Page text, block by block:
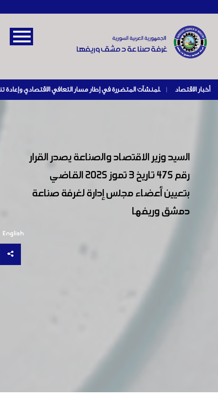
أخبار الاقتصاد |
English
السيد وزير الاقتصاد والصناعة يصدر القرار
رقم ٤٧٥ تاريخ ٣ تموز ٢٠٢٥ القاضي
بتعيين أعضاء مجلس إدارة لغرفة صناعة
دمشق وريفها